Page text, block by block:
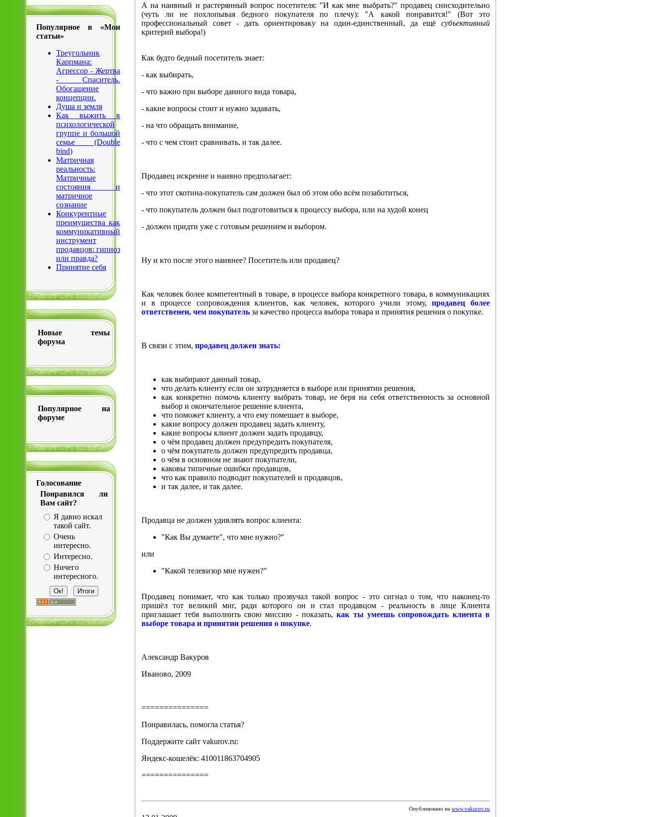
Популярное в «Мои
статьи»
Треугольник
Карпмана:
Агрессор - Жертва
- Спаситель.
Обогащение
концепции.
Душа и земля
Как выжить в
психологической
группе и большой
семье (Double
bind)
Матричная
реальность:
Матричные
состояния и
матричное
сознание
Конкурентные
преимущества как
коммуникативный
инструмент
продавцов: гипноз
или правда?
Принятие себя
Новые темы
форума
Популярное на
форуме
Голосование
Понравился ли
Вам сайт?
Я давно искал
такой сайт.
Очень
интересно.
Интересно.
Ничего
интересного.
А на наивный и растерянный вопрос посетителя: "И как мне выбрать?" продавец снисходительно
(чуть ли не похлопывая бедного покупателя по плечу): "А какой понравится!" (Вот это
профессиональный совет - дать ориентироваку на один-единственный, да ещё субъективный
критерий выбора!)
Как будто бедный посетитель знает:
- как выбирать,
- что важно при выборе данного вида товара,
- какие вопросы стоит и нужно задавать,
- на что обращать внимание,
- что с чем стоит сравнивать, и так далее.
Продавец искренне и наивно предполагает:
- что этот скотина-покупатель сам должен был об этом обо всём позаботиться,
- что покупатель должен был подготовиться к процессу выбора, или на худой конец
- должен придти уже с готовым решением и выбором.
Ну и кто после этого наивнее? Посетитель или продавец?
Как человек более компетентный в товаре, в процессе выбора конкретного товара, в коммуникациях
и в процессе сопровождения клиентов, как человек, которого учили этому,продавец более
ответственен, чем покупатель за качество процесса выбора товара и принятия решения о покупке.
В связи с этим, продавец должен знать:
как выбирают данный товар,
что делать клиенту если он затрудняется в выборе или принятии решения,
как конкретно помочь клиенту выбрать товар, не беря на себя ответственность за основной
выбор и окончательное решение клиента,
что поможет клиенту, а что ему помешает в выборе,
какие вопросу должен продавец задать клиенту,
какие вопросы клиент должен задать продавцу,
о чём продавец должен предупредить покупателя,
о чём покупатель должен предупредить продавца,
о чём в основном не знают покупатели,
каковы типичные ошибки продавцов,
что как правило подводит покупателей и продавцов,
и так далее, и так далее.
Продавца не должен удивлять вопрос клиента:
"Как Вы думаете", что мне нужно?"
или
"Какой телевизор мне нужен?"
Продавец понимает, что как только прозвучал такой вопрос - это сигнал о том, что наконец-то
пришёл тот великий миг, ради которого он и стал продавцом - реальность в лице Клиента
приглашает тебя выполнить свою миссию - показать,как ты умеешь сопровождать клиента в
выборе товара и принятии решения о покупке.
Александр Вакуров
Иваново, 2009
===============
Понравилась, помогла статья?
Поддержите сайт vakurov.ru:
Яндекс-кошелёк: 410011863704905
===============
Опубликовано на www.vakurov.ru